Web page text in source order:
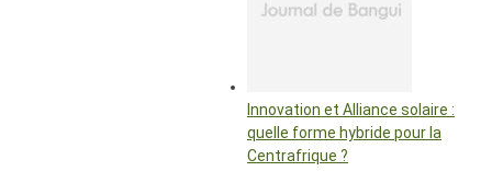
Innovation et Alliance solaire :
quelle forme hybride pour la
Centrafrique ?